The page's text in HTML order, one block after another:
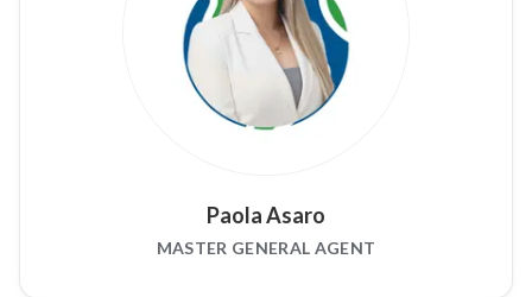
Paola Asaro
MASTER GENERAL AGENT